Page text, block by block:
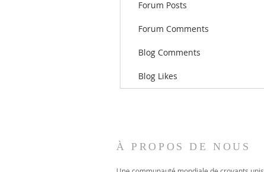
Forum Posts
Forum Comments
Blog Comments
Blog Likes
À PROPOS DE NOUS